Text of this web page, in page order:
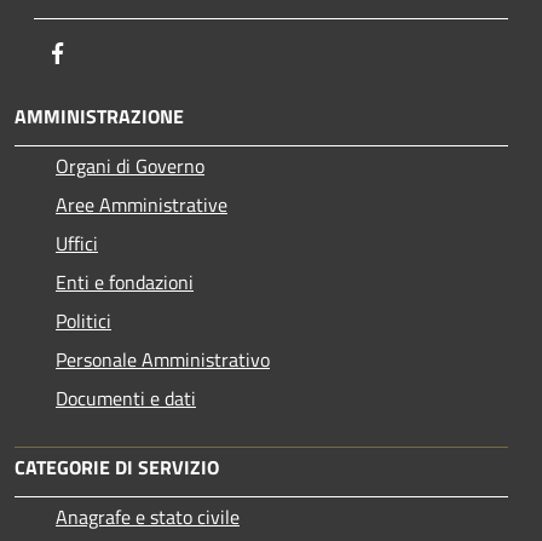
AMMINISTRAZIONE
Organi di Governo
Aree Amministrative
Uffici
Enti e fondazioni
Politici
Personale Amministrativo
Documenti e dati
CATEGORIE DI SERVIZIO
Anagrafe e stato civile